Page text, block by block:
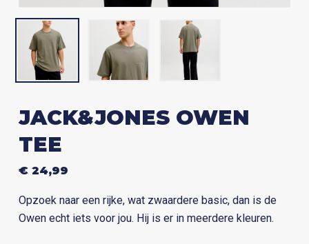
JACK&JONES OWEN
TEE
€24,99
Opzoek naar een rijke, wat zwaardere basic, dan is de
Owen echt iets voor jou. Hij is er in meerdere kleuren.